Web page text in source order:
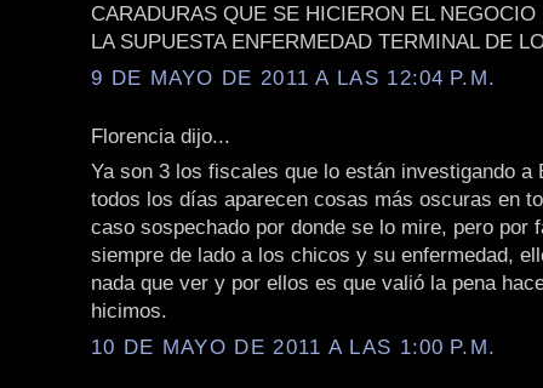
CARADURAS QUE SE HICIERON EL NEGOCIO
LA SUPUESTA ENFERMEDAD TERMINAL DE
9 DE MAYO DE 2011 A LAS 12:04 P.M.
Florencia dijo...
Ya son 3 los fiscales que lo están investigando a
todos los días aparecen cosas más oscuras en
caso sospechado por donde se lo mire, pero por
siempre de lado a los chicos y su enfermedad,
nada que ver y por ellos es que valió la pena
hicimos.
10 DE MAYO DE 2011 A LAS 1:00 P.M.